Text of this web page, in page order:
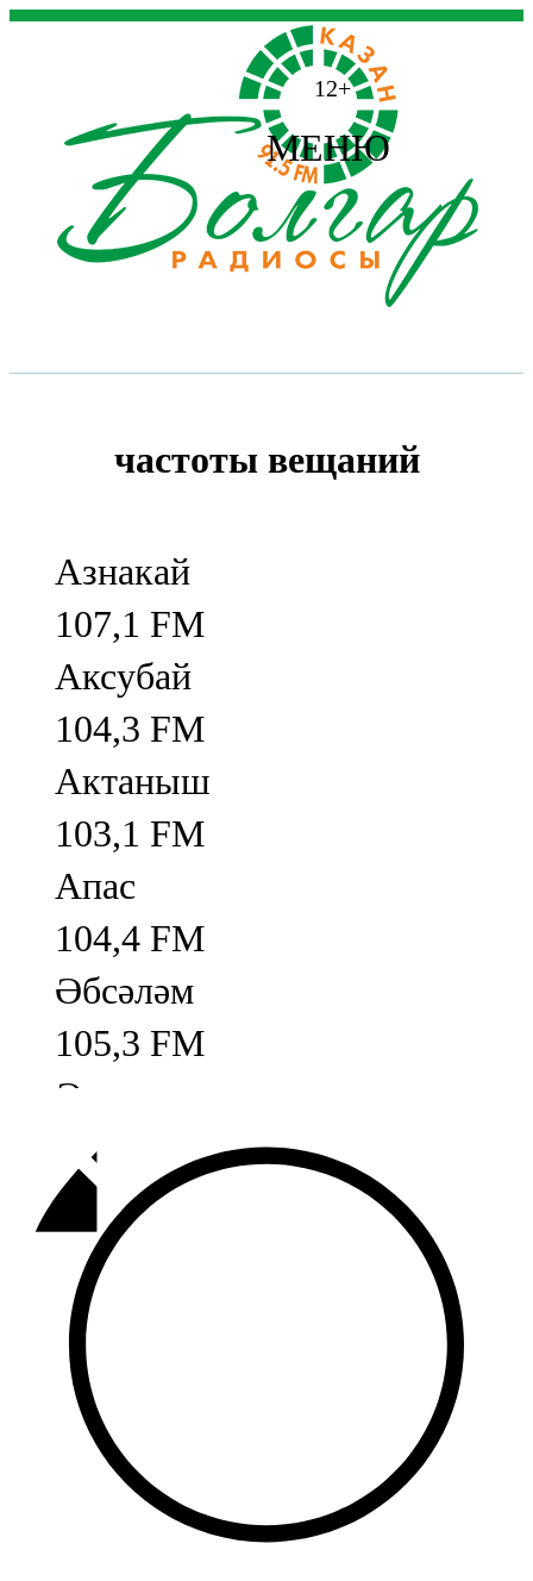
12+
МЕНЮ
частоты вещаний
Азнакай
107,1 FM
Аксубай
104,3 FM
Актаныш
103,1 FM
Апас
104,4 FM
Әбсәләм
105,3 FM
Әлмәт
92,9 FM
Базарлы матак
107,1 FM
Балык бистәсе
104,9 FM
Баулы
107,5 FM
Биләр